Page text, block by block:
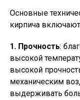
Основные
кирпича
1. Прочность:
высокой
высокой
механическим
выдерживать